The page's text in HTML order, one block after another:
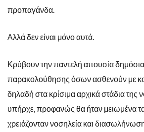
προπαγάνδα.
Αλλά δεν είναι μόνο αυτά.
Κρύβουν την παντελή απουσία
παρακολούθησης όσων ασθενούν με
δηλαδή στα κρίσιμα αρχικά στάδια της
υπήρχε, προφανώς θα ήταν μειωμένα
χρειάζονταν νοσηλεία και